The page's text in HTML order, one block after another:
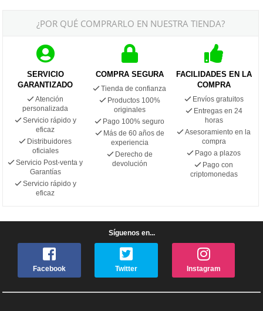
¿POR QUÉ COMPRARLO EN NUESTRA TIENDA?
SERVICIO
GARANTIZADO
Atención
personalizada
Servicio rápido y
eficaz
Distribuidores
oficiales
Servicio Post-venta y
Garantías
Servicio rápido y
eficaz
COMPRA SEGURA
Tienda de confianza
Productos 100%
originales
Pago 100% seguro
Más de 60 años de
experiencia
Derecho de
devolución
FACILIDADES EN LA
COMPRA
Envíos gratuitos
Entregas en 24
horas
Asesoramiento en la
compra
Pago a plazos
Pago con
criptomonedas
Síguenos en...
Facebook Twitter Instagram